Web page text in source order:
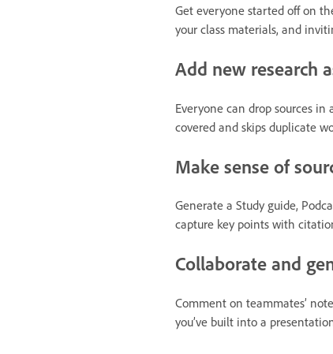
Get everyone started off on
your class materials, and
Add new research
Everyone can drop sources
covered and skips duplicate
Make sense of
Generate a Study guide,
capture key points with
Collaborate and
Comment on teammates’
you’ve built into a